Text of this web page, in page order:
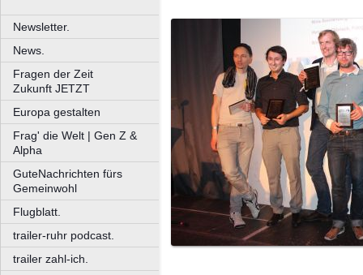
Newsletter.
News.
Fragen der Zeit
Zukunft JETZT
Europa gestalten
Frag' die Welt | Gen Z &
Alpha
GuteNachrichten fürs
Gemeinwohl
Flugblatt.
trailer-ruhr podcast.
trailer zahl-ich.